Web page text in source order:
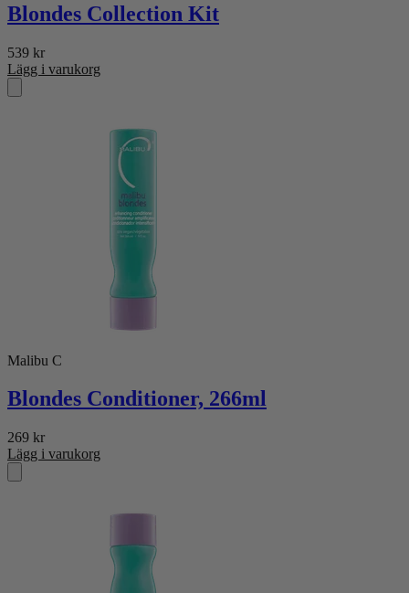
Blondes Collection Kit
539 kr
Lägg i varukorg
Malibu C
Blondes Conditioner, 266ml
269 kr
Lägg i varukorg